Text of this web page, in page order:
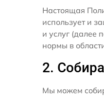
Настоящая
использует и
и услуг (далее
нормы в
2.
Мы можем